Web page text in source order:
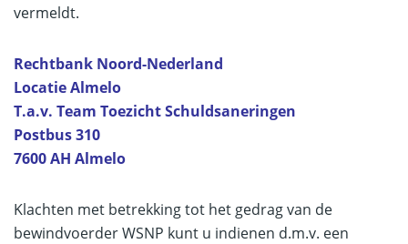
vermeldt.
Rechtbank Noord-Nederland
Locatie Almelo
T.a.v. Team Toezicht Schuldsaneringen
Postbus 310
7600 AH Almelo
Klachten met betrekking tot het gedrag van de
bewindvoerder WSNP kunt u indienen d.m.v. een